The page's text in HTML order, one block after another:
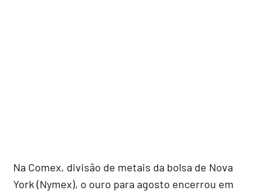
Na Comex, divisão de metais da bolsa de Nova
York (Nymex), o ouro para agosto encerrou em